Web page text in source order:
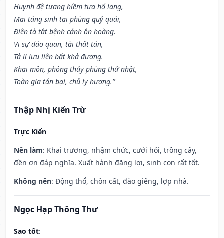
Huynh đệ tương hiềm tựa hổ lang,
Mai táng sinh tai phùng quỷ quái,
Điên tà tật bệnh cánh ôn hoàng.
Vi sự đáo quan, tài thất tán,
Tả lị lưu liên bất khả đương.
Khai môn, phóng thủy phùng thử nhật,
Toàn gia tán bại, chủ ly hương.”
Thập Nhị Kiến Trừ
Trực Kiến
Nên làm: Khai trương, nhậm chức, cưới hỏi, trồng cây,
đền ơn đáp nghĩa. Xuất hành đặng lợi, sinh con rất tốt.
Không nên: Động thổ, chôn cất, đào giếng, lợp nhà.
Ngọc Hạp Thông Thư
Sao tốt: